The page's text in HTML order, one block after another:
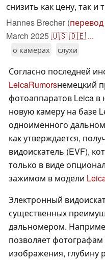
снизить как цену, так
Hannes Brecher (перевод
March 2025🇺🇸🇩🇪 ...
о камерах слухи
Согласно последней
LeicaRumorsнемецкий
фотоаппаратов Leica
новую камеру на базе
одноименного
как утверждается,
видоискатель (EVF),
только в виде
зажимом в модели
Электронный
существенных
дальномером.
позволяет
изображения, глубину